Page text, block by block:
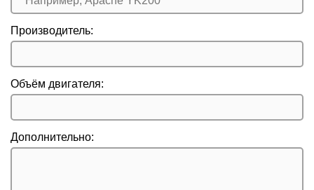
Производитель:
Объём двигателя:
Дополнительно: